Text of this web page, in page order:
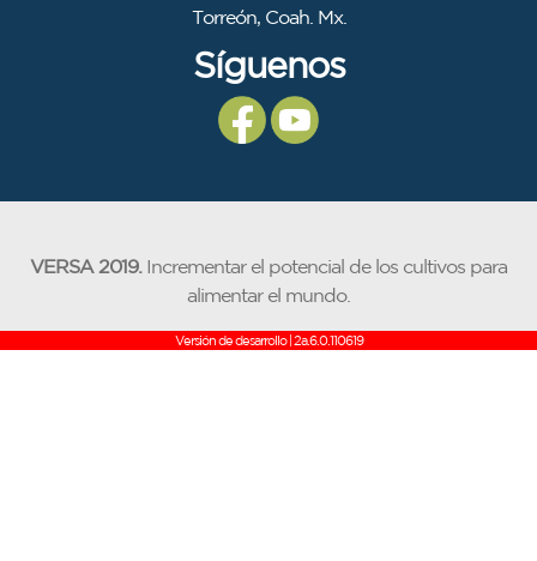
Torreón, Coah. Mx.
Síguenos
VERSA 2019.Incrementar el potencial de los cultivos para
alimentar el mundo.
Versión de desarrollo | 2a.6.0.110619